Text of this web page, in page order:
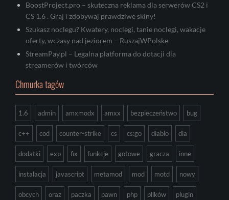
BoostProject.pro – skuteczna reklama dla serwerów CS2 i
CS 1.6 . Graj i zdobywaj prawdziwe skiny!
Szukasz noclegu? Kwatery, noclegi, tanie noclegi, wakacje
oferty, wczasy nad jeziorem – RuszajWPolske
StreamPay.pl – Legalna platforma do dotacji dla
streamerów i twórców
Chmurka tagów
1.6 admin amxmodx amxx bezpieczeństwo bug
c++ cod counter-strike cs cs:go diablo dla
dodatki exp fix funkcje gotowe gracza inne
instalacja javascript metamod mod motd nowy
obcych oraz paczka pawn php plików plugin